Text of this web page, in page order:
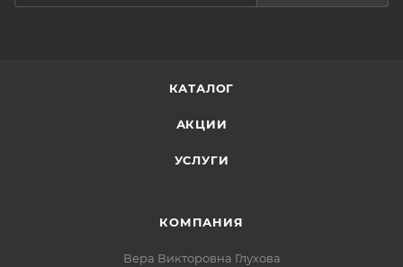
КАТАЛОГ
АКЦИИ
УСЛУГИ
КОМПАНИЯ
Вера Викторовна Глухова